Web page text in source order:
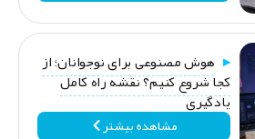
هوش مصنوعی برای نوجوانان؛ از
کجا شروع کنیم؟ نقشه راه کامل
یادگیری
مشاهده بیشتر